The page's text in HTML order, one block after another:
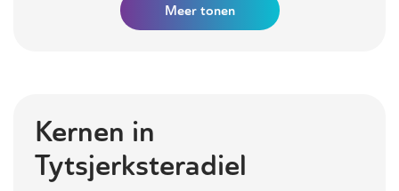
Meertonen
Kernen in
Tytsjerksteradiel